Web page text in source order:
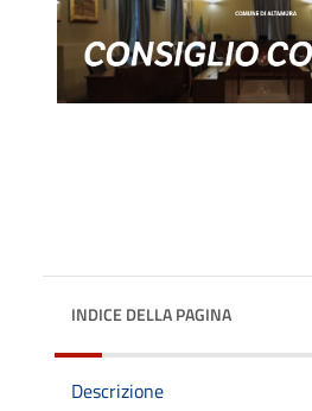
INDICE DELLA PAGINA
Descrizione